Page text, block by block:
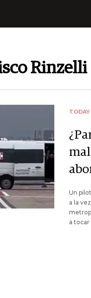
Rinzelli
TODAY
Un
a la
a tocar